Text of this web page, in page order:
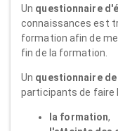
Un questionnaire
connaissances est
formation afin de
fin de la formation.
Un questionnaire
participants de faire
la formation,